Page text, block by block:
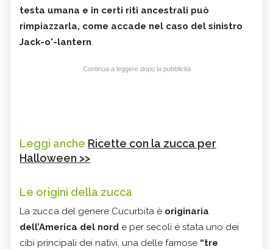
testa umana e in certi riti ancestrali può
rimpiazzarla, come accade nel caso del sinistro
Jack-o'-lantern.
Continua a leggere dopo la pubblicità
Leggi anche Ricette con la zucca per
Halloween >>
Le origini della zucca
La zucca del genere Cucurbita è originaria
dell’America del nord e per secoli é stata uno dei
cibi principali dei nativi, una delle famose “tre